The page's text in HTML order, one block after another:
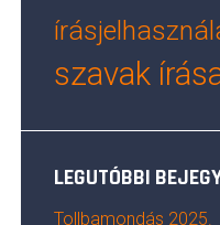
szavak
LEGUTÓBBI
Tollbamondás 2025.